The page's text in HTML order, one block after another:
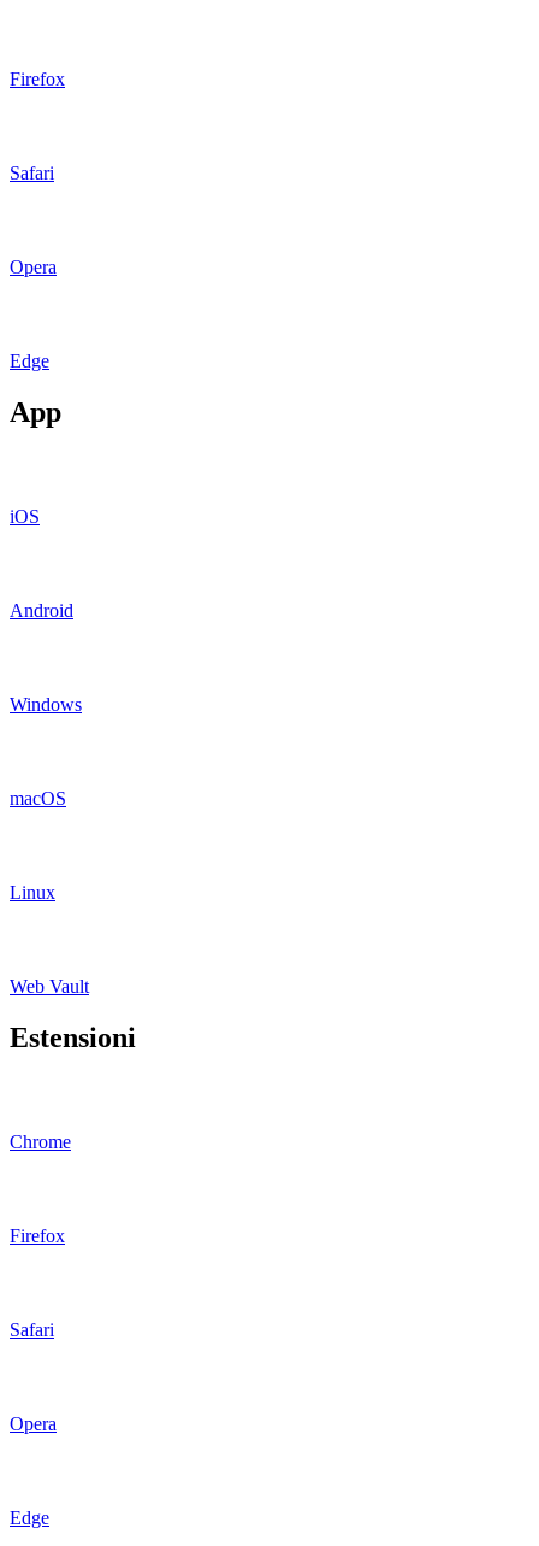
Firefox
Safari
Opera
Edge
App
iOS
Android
Windows
macOS
Linux
Web Vault
Estensioni
Chrome
Firefox
Safari
Opera
Edge